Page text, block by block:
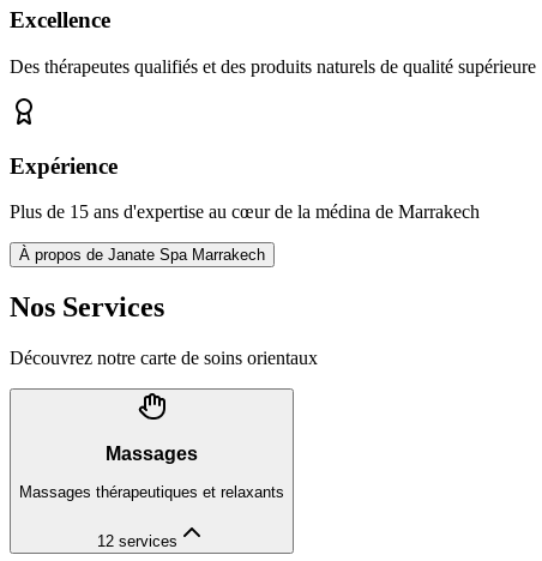
Excellence
Des thérapeutes qualifiés et des produits naturels de qualité supérieure
Expérience
Plus de 15 ans d'expertise au cœur de la médina de Marrakech
À propos de Janate Spa Marrakech
Nos Services
Découvrez notre carte de soins orientaux
Massages
Massages thérapeutiques et relaxants
12 services